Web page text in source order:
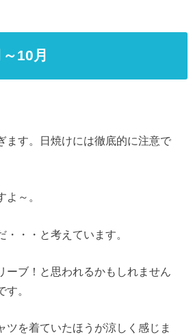
10月
ます。日焼けには徹底的に注意で
～。
・・と考えています。
ーブ！と思われるかもしれません
。
ツを着ていたほうが涼しく感じま